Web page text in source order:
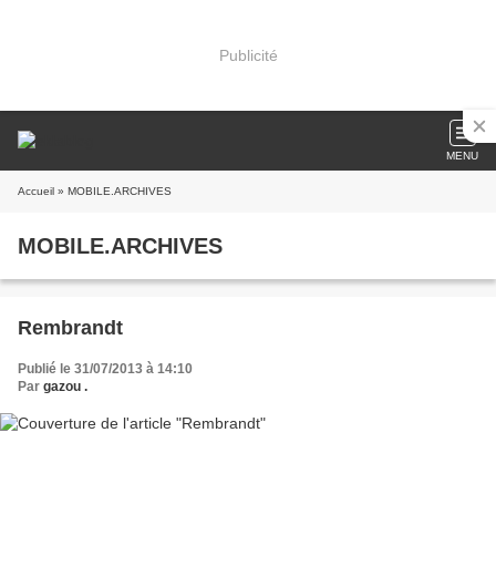
Publicité
MENU
Accueil » MOBILE.ARCHIVES
MOBILE.ARCHIVES
Rembrandt
Publié le 31/07/2013 à 14:10
Par gazou .